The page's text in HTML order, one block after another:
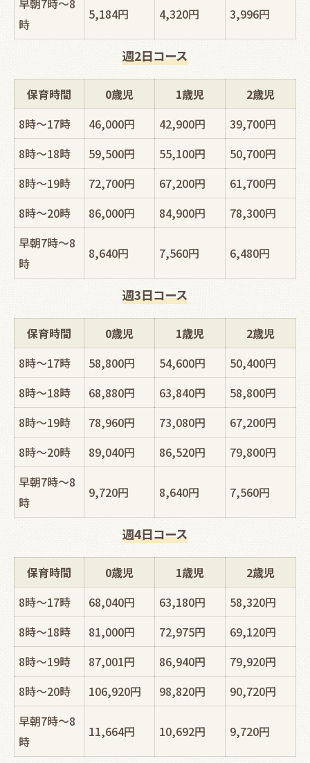
早朝7時～8
時
5,184円 4,320円 3,996円
週2日コース
保育時間 0歳児 1歳児
2歳児
8時～17時
46,000円 42,900円
39,700円
8時～18時
59,500円 55,100円
50,700円
8時～19時
72,700円 67,200円
61,700円
8時～20時
86,000円 84,900円
78,300円
早朝7時～8
時
8,640円 7,560円 6,480円
週3日コース
保育時間 0歳児 1歳児
2歳児
8時～17時
58,800円 54,600円
50,400円
8時～18時
68,880円 63,840円
58,800円
8時～19時
78,960円 73,080円
67,200円
8時～20時
89,040円 86,520円
79,800円
早朝7時～8
時
9,720円 8,640円 7,560円
週4日コース
保育時間 0歳児 1歳児
2歳児
8時～17時
68,040円 63,180円
58,320円
8時～18時
81,000円 72,975円
69,120円
8時～19時
87,001円 86,940円
79,920円
8時～20時
106,920円 98,820円
90,720円
早朝7時～8
時
11,664円 10,692円 9,720円